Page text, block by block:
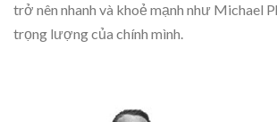
trở nên nhanh và khoẻ mạnh như Michael
trọng lượng của chính mình.